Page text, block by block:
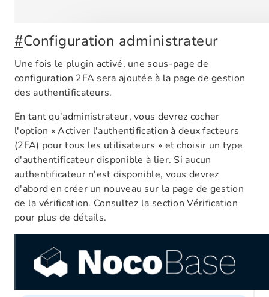
#Configuration administrateur
Une fois le plugin activé, une sous-page de
configuration 2FA sera ajoutée à la page de gestion
des authentificateurs.
En tant qu'administrateur, vous devrez cocher
l'option « Activer l'authentification à deux facteurs
(2FA) pour tous les utilisateurs » et choisir un type
d'authentificateur disponible à lier. Si aucun
authentificateur n'est disponible, vous devrez
d'abord en créer un nouveau sur la page de gestion
de la vérification. Consultez la sectionVérification
pour plus de détails.